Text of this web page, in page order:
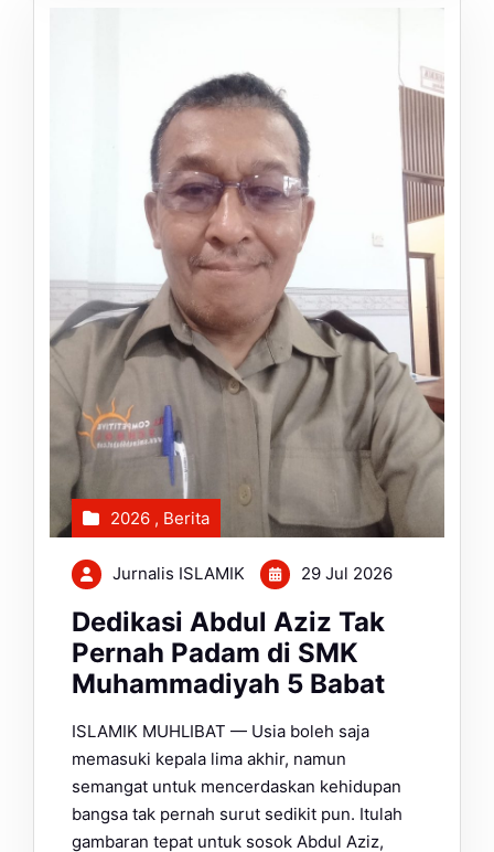
2026 , Berita
Jurnalis ISLAMIK 29 Jul 2026
Dedikasi Abdul Aziz Tak
Pernah Padam di SMK
Muhammadiyah 5 Babat
ISLAMIK MUHLIBAT — Usia boleh saja
memasuki kepala lima akhir, namun
semangat untuk mencerdaskan kehidupan
bangsa tak pernah surut sedikit pun. Itulah
gambaran tepat untuk sosok Abdul Aziz,